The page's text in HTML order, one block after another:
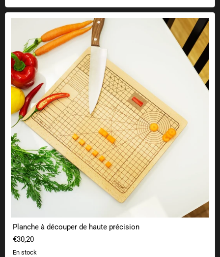
Planche à découper de haute précision
Planche à découper de haute précision
€30,20
En stock